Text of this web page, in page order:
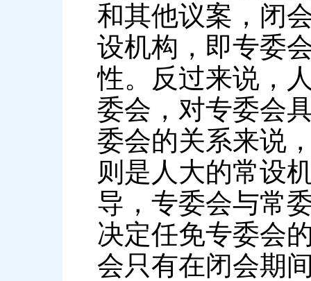
和其他议案，闭
设机构，即专委
性。反过来说，
委会，对专委会
委会的关系来说
则是人大的常设
导，专委会与常
决定任免专委会
会只有在闭会期